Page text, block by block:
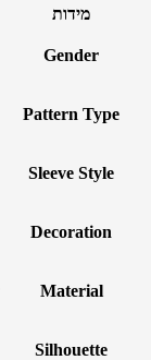
מידות
Gender
Pattern Type
Sleeve Style
Decoration
Material
Silhouette